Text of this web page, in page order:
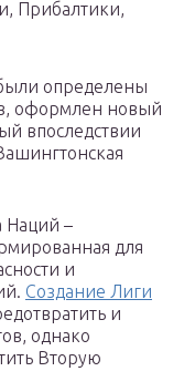
Прибалтики,
определены
оформлен новый
впоследствии
Наций –
для
и
Создание Лиги
и
однако
Вторую